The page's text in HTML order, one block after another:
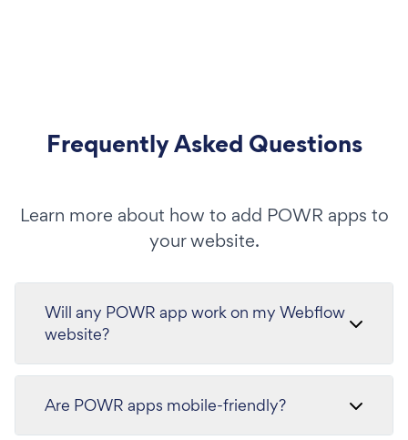
Frequently Asked Questions
Learn more about how to add POWR apps to
your website.
Will any POWR app work on my Webflow
website?
Are POWR apps mobile-friendly?